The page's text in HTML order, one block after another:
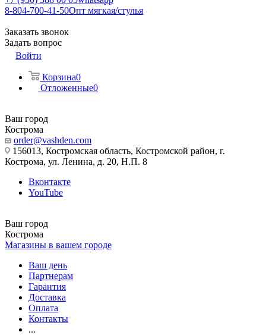
8-804-700-41-50Опт мягкая/стулья
Заказать звонок
Задать вопрос
Войти
Корзина0
Отложенные0
Ваш город
Кострома
order@vashden.com
156013, Костромская область, Костромской район, г.
Кострома, ул. Ленина, д. 20, Н.П. 8
Вконтакте
YouTube
Ваш город
Кострома
Магазины в вашем городе
Ваш день
Партнерам
Гарантия
Доставка
Оплата
Контакты
...